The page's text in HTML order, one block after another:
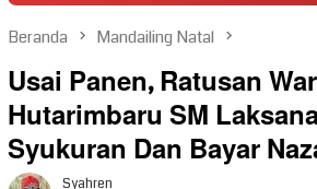
Beranda Mandailing Natal
Usai Panen, Ratusan
Hutarimbaru SM
Syukuran Dan Bayar
Syahren